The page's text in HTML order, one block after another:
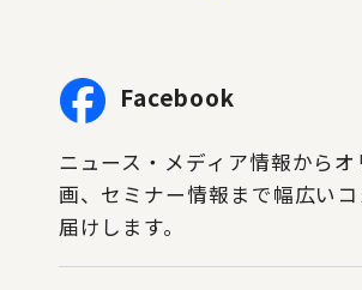
Facebook
ニュース・メディア情報から
画、セミナー情報まで幅広い
届けします。